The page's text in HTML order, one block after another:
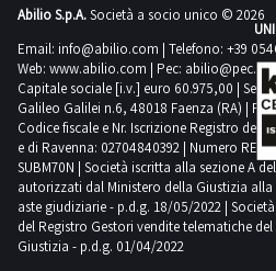
Abilio S.p.A.Società a socio unico © 2026
Email: info@abilio.com | Telefono: +39
Web: www.abilio.com | Pec:
Capitale sociale [i.v.] euro 60.975,00 | Sede
Galileo Galilei n.6, 48018 Faenza (RA) |
Codice fiscale e Nr. Iscrizione Registro delle
e di Ravenna: 02704840392 | Numero REA
SUBM70N | Società iscritta alla sezione A
autorizzati dal Ministero della Giustizia
aste giudiziarie - p.d.g. 18/05/2022 |
del Registro Gestori vendite telematiche
Giustizia - p.d.g. 01/04/2022